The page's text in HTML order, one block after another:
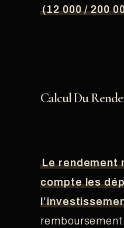
(12 000 / 200
Calcul Du
Le rendement
compte les